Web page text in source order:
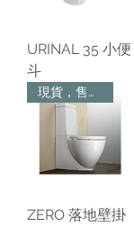
URINAL 35 小便
斗
現貨，售完為止
ZERO 落地壁掛